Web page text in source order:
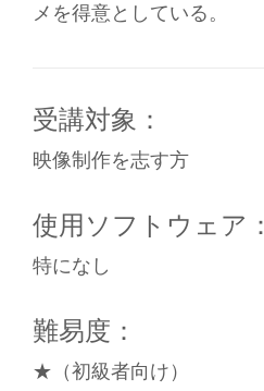
メを得意としている。
受講対象：
映像制作を志す方
使用ソフトウェア：
特になし
難易度：
★（初級者向け）